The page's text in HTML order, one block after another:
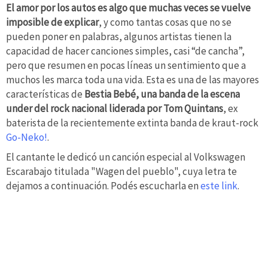
El amor por los autos es algo que muchas veces se vuelve
imposible de explicar, y como tantas cosas que no se
pueden poner en palabras, algunos artistas tienen la
capacidad de hacer canciones simples, casi “de cancha”,
pero que resumen en pocas líneas un sentimiento que a
muchos les marca toda una vida. Esta es una de las mayores
características de Bestia Bebé, una banda de la escena
under del rock nacional liderada por Tom Quintans, ex
baterista de la recientemente extinta banda de kraut-rock
Go-Neko!.
El cantante le dedicó un canción especial al Volkswagen
Escarabajo titulada "Wagen del pueblo", cuya letra te
dejamos a continuación. Podés escucharla eneste link.